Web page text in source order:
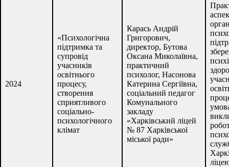
2024
«Психологічна
підтримка та
супровід
учасників
освітнього
процесу,
створення
сприятливого
соціально-
психологічного
клімат
Карась Андрій
Григорович,
директор, Бутова
Оксана Миколаївна,
практичний
психолог, Насонова
Катерина Сергіївна,
соціальний педагог
Комунального
закладу
«Харківський ліцей
№ 87 Харківської
міської ради»